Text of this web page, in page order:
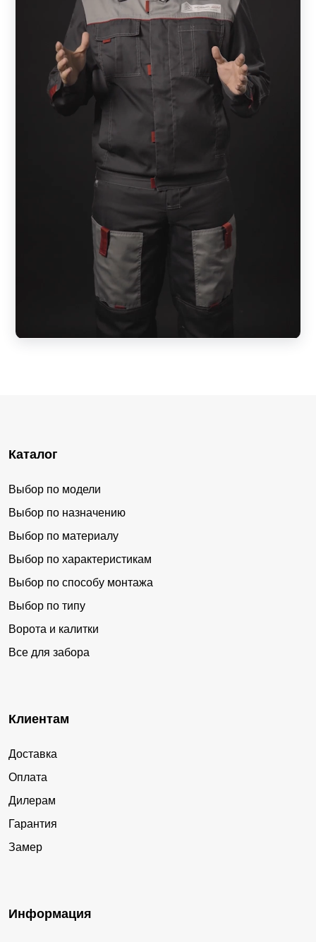
Каталог
Выбор по модели
Выбор по назначению
Выбор по материалу
Выбор по характеристикам
Выбор по способу монтажа
Выбор по типу
Ворота и калитки
Все для забора
Клиентам
Доставка
Оплата
Дилерам
Гарантия
Замер
Информация